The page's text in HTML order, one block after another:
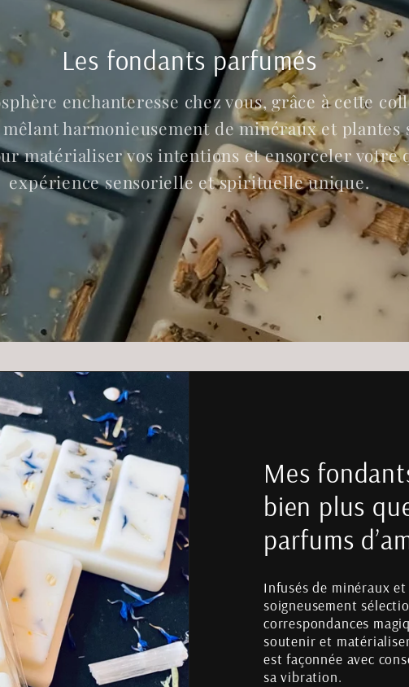
Les fondants parfumés
enchanteresse chez vous, grâce à cette
harmonieusement de minéraux et
matérialiser vos intentions et ensorceler
expérience sensorielle et spirituelle unique.
Mes
bien plus
parfums
Infusés de minéraux
soigneusement
correspondances
soutenir et
est façonnée avec
sa vibration.